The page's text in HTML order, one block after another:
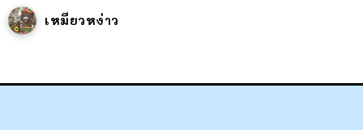
เหมียวหง่าว